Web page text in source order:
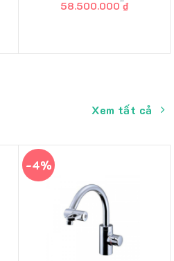
Giá
58.500.000 ₫Giá
Xem tất cả
-4%